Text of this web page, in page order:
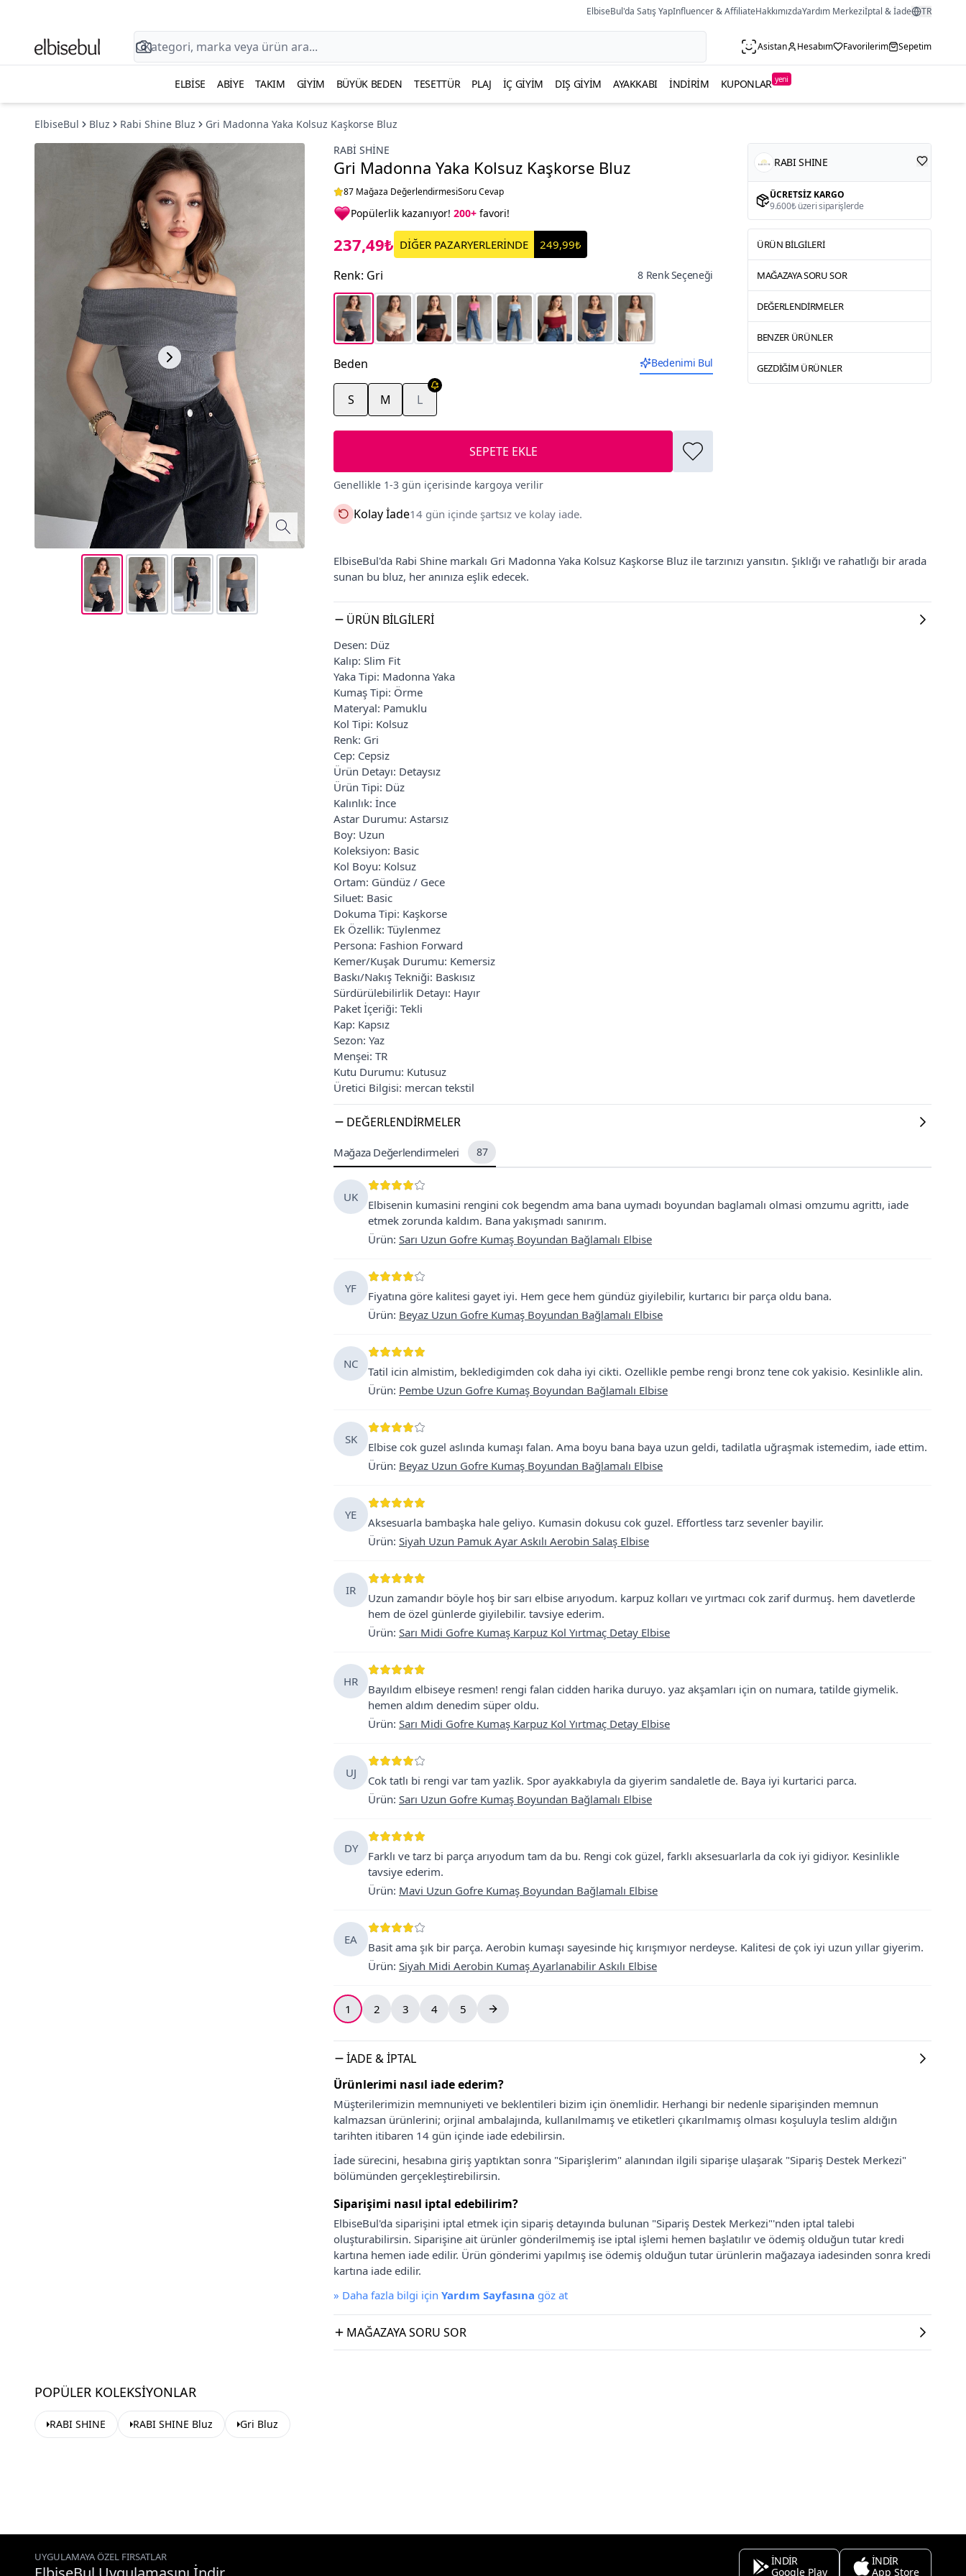
ElbiseBul'da Satış YapInfluencer & AffiliateHakkımızdaYardım Merkeziİptal & İade TR
Asistan Hesabım Favorilerim Sepetim
ELBISE ABIYE TAKIM GIYIM BÜYÜK BEDEN TESETTÜR PLAJ İÇ GIYIM DIŞ GIYIM AYAKKABI İNDIRIM KUPONLAR yeni
ElbiseBul Bluz Rabi Shine Bluz
Gri Madonna Yaka Kolsuz Kaşkorse Bluz
RABI SHINE
Gri Madonna Yaka Kolsuz Kaşkorse Bluz
87 Mağaza DeğerlendirmesiSoru Cevap
Popülerlik kazanıyor! 200+ favori!
237,49₺ DİĞER PAZARYERLERİNDE 249,99₺
Renk: Gri 8 Renk Seçeneği
Beden Bedenimi Bul
S M L
SEPETE EKLE
Genellikle 1-3 gün içerisinde kargoya verilir
Kolay İade14 gün içinde şartsız ve kolay iade.
RABI SHINE
ÜCRETSIZ KARGO
9.600₺ üzeri siparişlerde
ÜRÜN BILGILERI
MAĞAZAYA SORU SOR
DEĞERLENDIRMELER
BENZER ÜRÜNLER
GEZDIĞIM ÜRÜNLER
ElbiseBul'da Rabi Shine markalı Gri Madonna Yaka Kolsuz Kaşkorse Bluz ile tarzınızı yansıtın. Şıklığı ve rahatlığı bir arada
sunan bu bluz, her anınıza eşlik edecek.
ÜRÜN BILGILERI
Desen: Düz
Kalıp: Slim Fit
Yaka Tipi: Madonna Yaka
Kumaş Tipi: Örme
Materyal: Pamuklu
Kol Tipi: Kolsuz
Renk: Gri
Cep: Cepsiz
Ürün Detayı: Detaysız
Ürün Tipi: Düz
Kalınlık: İnce
Astar Durumu: Astarsız
Boy: Uzun
Koleksiyon: Basic
Kol Boyu: Kolsuz
Ortam: Gündüz / Gece
Siluet: Basic
Dokuma Tipi: Kaşkorse
Ek Özellik: Tüylenmez
Persona: Fashion Forward
Kemer/Kuşak Durumu: Kemersiz
Baskı/Nakış Tekniği: Baskısız
Sürdürülebilirlik Detayı: Hayır
Paket İçeriği: Tekli
Kap: Kapsız
Sezon: Yaz
Menşei: TR
Kutu Durumu: Kutusuz
Üretici Bilgisi: mercan tekstil
DEĞERLENDIRMELER
Mağaza Değerlendirmeleri 87
UK
Elbisenin kumasini rengini cok begendm ama bana uymadı boyundan baglamalı olmasi omzumu agrittı, iade
etmek zorunda kaldım. Bana yakışmadı sanırım.
Ürün: Sarı Uzun Gofre Kumaş Boyundan Bağlamalı Elbise
YF
Fiyatına göre kalitesi gayet iyi. Hem gece hem gündüz giyilebilir, kurtarıcı bir parça oldu bana.
Ürün: Beyaz Uzun Gofre Kumaş Boyundan Bağlamalı Elbise
NC
Tatil icin almistim, bekledigimden cok daha iyi cikti. Ozellikle pembe rengi bronz tene cok yakisio. Kesinlikle alin.
Ürün: Pembe Uzun Gofre Kumaş Boyundan Bağlamalı Elbise
SK
Elbise cok guzel aslında kumaşı falan. Ama boyu bana baya uzun geldi, tadilatla uğraşmak istemedim, iade ettim.
Ürün: Beyaz Uzun Gofre Kumaş Boyundan Bağlamalı Elbise
YE
Aksesuarla bambaşka hale geliyo. Kumasin dokusu cok guzel. Effortless tarz sevenler bayilir.
Ürün: Siyah Uzun Pamuk Ayar Askılı Aerobin Salaş Elbise
IR
Uzun zamandır böyle hoş bir sarı elbise arıyodum. karpuz kolları ve yırtmacı cok zarif durmuş. hem davetlerde
hem de özel günlerde giyilebilir. tavsiye ederim.
Ürün: Sarı Midi Gofre Kumaş Karpuz Kol Yırtmaç Detay Elbise
HR
Bayıldım elbiseye resmen! rengi falan cidden harika duruyo. yaz akşamları için on numara, tatilde giymelik.
hemen aldım denedim süper oldu.
Ürün: Sarı Midi Gofre Kumaş Karpuz Kol Yırtmaç Detay Elbise
UJ
Cok tatlı bi rengi var tam yazlik. Spor ayakkabıyla da giyerim sandaletle de. Baya iyi kurtarici parca.
Ürün: Sarı Uzun Gofre Kumaş Boyundan Bağlamalı Elbise
DY
Farklı ve tarz bi parça arıyodum tam da bu. Rengi cok güzel, farklı aksesuarlarla da cok iyi gidiyor. Kesinlikle
tavsiye ederim.
Ürün: Mavi Uzun Gofre Kumaş Boyundan Bağlamalı Elbise
EA
Basit ama şık bir parça. Aerobin kumaşı sayesinde hiç kırışmıyor nerdeyse. Kalitesi de çok iyi uzun yıllar giyerim.
Ürün: Siyah Midi Aerobin Kumaş Ayarlanabilir Askılı Elbise
1 2 3 4 5
İADE & İPTAL
Ürünlerimi nasıl iade ederim?
Müşterilerimizin memnuniyeti ve beklentileri bizim için önemlidir. Herhangi bir nedenle siparişinden memnun
kalmazsan ürünlerini; orjinal ambalajında, kullanılmamış ve etiketleri çıkarılmamış olması koşuluyla teslim aldığın
tarihten itibaren 14 gün içinde iade edebilirsin.
İade sürecini, hesabına giriş yaptıktan sonra "Siparişlerim" alanından ilgili siparişe ulaşarak "Sipariş Destek Merkezi"
bölümünden gerçekleştirebilirsin.
Siparişimi nasıl iptal edebilirim?
ElbiseBul'da siparişini iptal etmek için sipariş detayında bulunan "Sipariş Destek Merkezi"'nden iptal talebi
oluşturabilirsin. Siparişine ait ürünler gönderilmemiş ise iptal işlemi hemen başlatılır ve ödemiş olduğun tutar kredi
kartına hemen iade edilir. Ürün gönderimi yapılmış ise ödemiş olduğun tutar ürünlerin mağazaya iadesinden sonra kredi
kartına iade edilir.
» Daha fazla bilgi için Yardım Sayfasına göz at
MAĞAZAYA SORU SOR
POPÜLER KOLEKSIYONLAR
RABI SHINE RABI SHINE Bluz Gri Bluz
UYGULAMAYA ÖZEL FIRSATLAR
İNDİR
Google Play
İNDİR
App Store